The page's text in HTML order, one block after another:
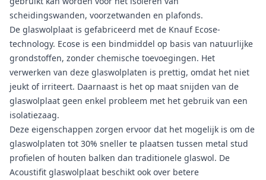
scheidingswanden, voorzetwanden en plafonds.
De glaswolplaat is gefabriceerd met de Knauf Ecose-
technology. Ecose is een bindmiddel op basis van natuurlijke
grondstoffen, zonder chemische toevoegingen. Het
verwerken van deze glaswolplaten is prettig, omdat het niet
jeukt of irriteert. Daarnaast is het op maat snijden van de
glaswolplaat geen enkel probleem met het gebruik van een
isolatiezaag.
Deze eigenschappen zorgen ervoor dat het mogelijk is om de
glaswolplaten tot 30% sneller te plaatsen tussen metal stud
profielen of houten balken dan traditionele glaswol. De
Acoustifit glaswolplaat beschikt ook over betere